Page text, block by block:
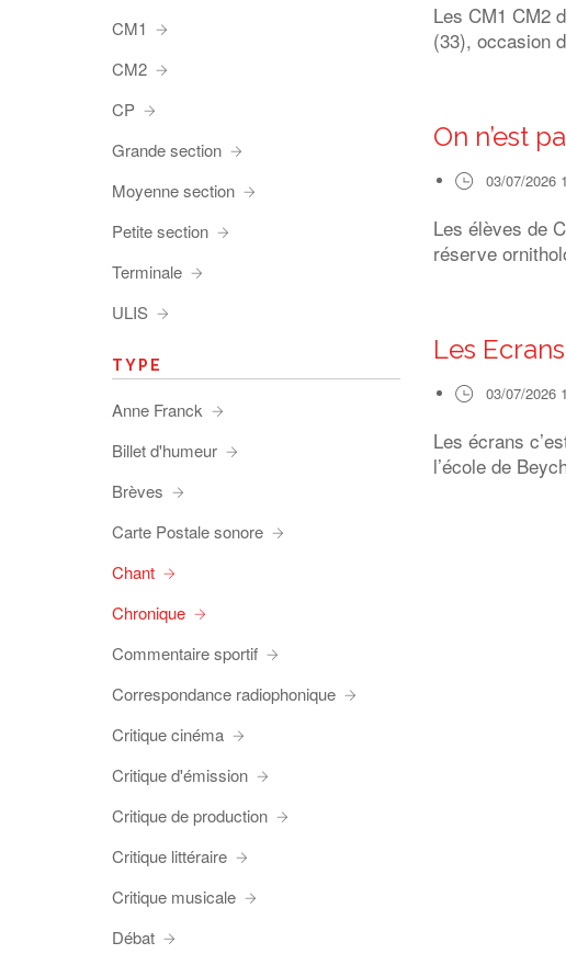
Les CM1 CM2
(33), occasion
On n’est
03/07/2026
Les élèves de
réserve
Les
03/07/2026
Les écrans
l’école de
CM1
CM2
CP
Grande section
Moyenne section
Petite section
Terminale
ULIS
TYPE
Anne Franck
Billet d'humeur
Brèves
Carte Postale sonore
Chant
Chronique
Commentaire sportif
Correspondance radiophonique
Critique cinéma
Critique d'émission
Critique de production
Critique littéraire
Critique musicale
Débat